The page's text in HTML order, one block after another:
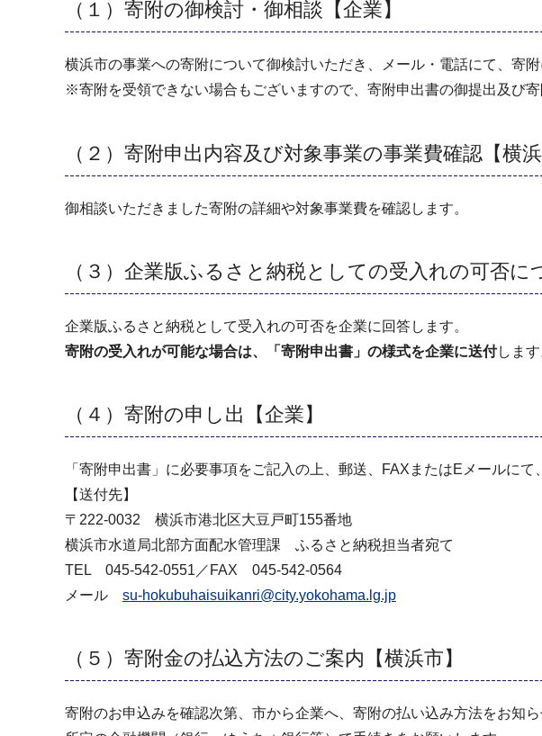
（１）寄附の御検討・御相談【企業】
横浜市の事業への寄附について御検討いただき、メール・電話にて、寄
※寄附を受領できない場合もございますので、寄附申出書の御提出及び寄
（２）寄附申出内容及び対象事業の事業費確認【横浜
御相談いただきました寄附の詳細や対象事業費を確認します。
（３）企業版ふるさと納税としての受入れの可否に
企業版ふるさと納税として受入れの可否を企業に回答します。
寄附の受入れが可能な場合は、「寄附申出書」の様式を企業に送付します
（４）寄附の申し出【企業】
「寄附申出書」に必要事項をご記入の上、郵送、FAXまたはEメールに
【送付先】
〒222-0032 横浜市港北区大豆戸町155番地
横浜市水道局北部方面配水管理課 ふるさと納税担当者宛て
TEL 045-542-0551／FAX 045-542-0564
メール su-hokubuhaisuikanri@city.yokohama.lg.jp
（５）寄附金の払込方法のご案内【横浜市】
寄附のお申込みを確認次第、市から企業へ、寄附の払い込み方法をお知ら